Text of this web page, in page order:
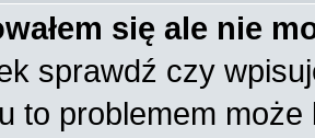
się ale nie
sprawdź czy
to problemem